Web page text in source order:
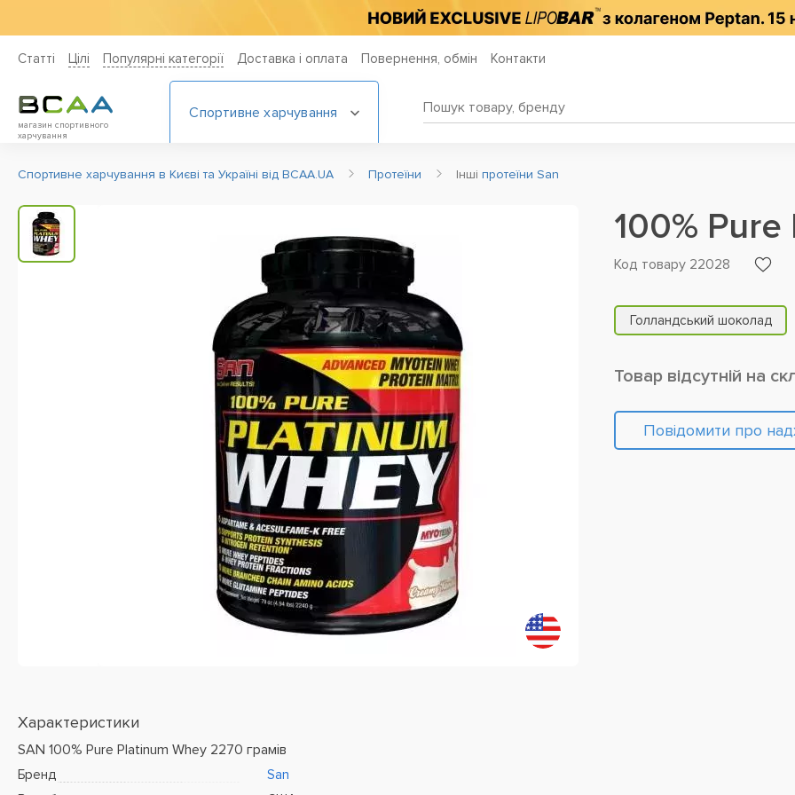
Статті Цiлi Популярні категорії Доставка і оплата Повернення, обмін Контакти
магазин спортивного
харчування
Спортивне харчування
Спортивне харчування в Києві та Україні від BCAA.UA Протеїни Інші протеїни San
Характеристики
SAN 100% Pure Platinum Whey 2270 грамів
Бренд
San
100%
Код товару 22028
Голландський шоколад
Товар відсутній на
Повідомити про